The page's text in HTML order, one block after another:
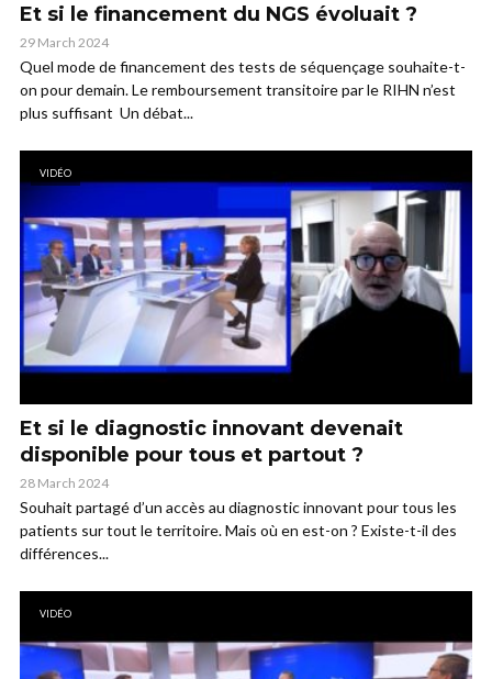
Et si le financement du NGS évoluait ?
29 March 2024
Quel mode de financement des tests de séquençage souhaite-t-
on pour demain. Le remboursement transitoire par le RIHN n’est
plus suffisant Un débat...
VIDÉO
Et si le diagnostic innovant devenait
disponible pour tous et partout ?
28 March 2024
Souhait partagé d’un accès au diagnostic innovant pour tous les
patients sur tout le territoire. Mais où en est-on ? Existe-t-il des
différences...
VIDÉO